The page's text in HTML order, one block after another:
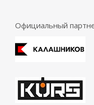
Официальный